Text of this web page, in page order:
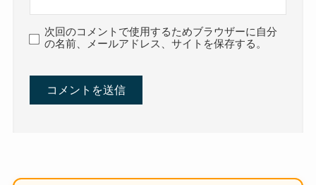
次回のコメントで使用するためブラウザーに自分
の名前、メールアドレス、サイトを保存する。